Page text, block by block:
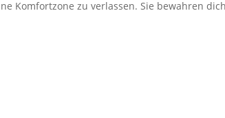
Komfortzone zu verlassen. Sie bewahren